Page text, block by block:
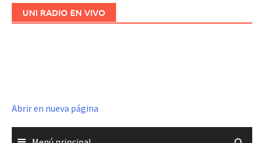
UNI RADIO EN VIVO
Abrir en nueva página